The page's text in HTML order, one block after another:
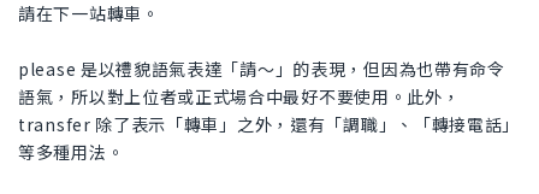
請在下一站轉車。
please 是以禮貌語氣表達「請～」的表現，但因為也帶有命令
語氣，所以對上位者或正式場合中最好不要使用。此外，
transfer 除了表示「轉車」之外，還有「調職」、「轉接電話」
等多種用法。